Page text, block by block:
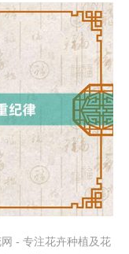
- 专注花卉种植及花